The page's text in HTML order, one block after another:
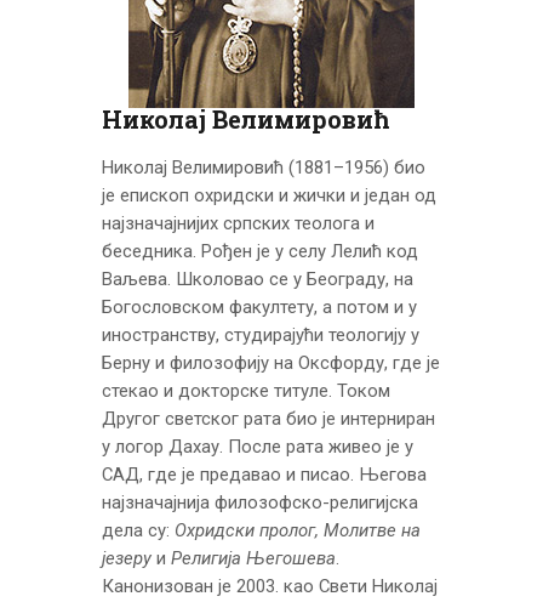
АКТУЕЛНОСТИ
ЦЕНОВНИК
ПИСМО
Николај Велимировић
Николај Велимировић (1881–1956) био
је епископ охридски и жички и један од
најзначајнијих српских теолога и
беседника. Рођен је у селу Лелић код
Ваљева. Школовао се у Београду, на
Богословском факултету, а потом и у
иностранству, студирајући теологију у
Берну и филозофију на Оксфорду, где је
стекао и докторске титуле. Током
Другог светског рата био је интерниран
у логор Дахау. После рата живео је у
САД, где је предавао и писао. Његова
најзначајнија филозофско-религијска
дела су: Охридски пролог, Молитве на
језеру и Религија Његошева.
Канонизован је 2003. као Свети Николај